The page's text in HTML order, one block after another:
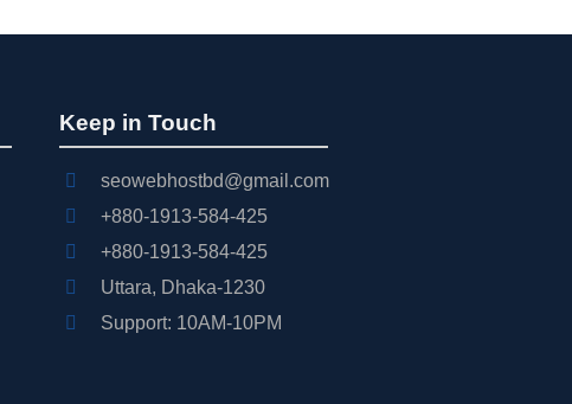
Keep in Touch
seowebhostbd@gmail.com
+880-1913-584-425
+880-1913-584-425
Uttara, Dhaka-1230
Support: 10AM-10PM